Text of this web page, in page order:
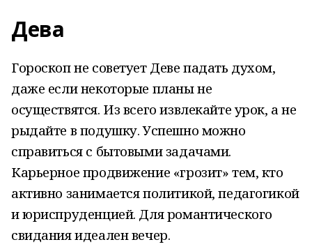
Дева
Гороскоп не советует Деве падать духом,
даже если некоторые планы не
осуществятся. Из всего извлекайте урок, а не
рыдайте в подушку. Успешно можно
справиться с бытовыми задачами.
Карьерное продвижение «грозит» тем, кто
активно занимается политикой, педагогикой
и юриспруденцией. Для романтического
свидания идеален вечер.